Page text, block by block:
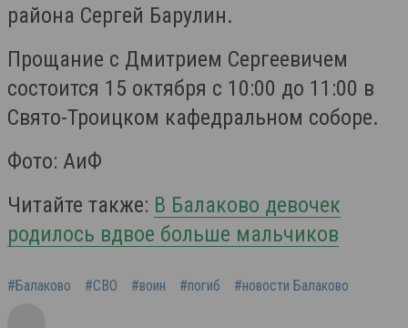
района Сергей Барулин.
Прощание с Дмитрием Сергеевичем
состоится 15 октября с 10:00 до 11:00 в
Свято-Троицком кафедральном соборе.
Фото: АиФ
Читайте также: В Балаково девочек
родилось вдвое больше мальчиков
#Балаково #СВО #воин #погиб #новости Балаково